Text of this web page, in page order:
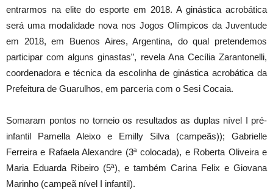
entrarmos na elite do esporte em 2018. A ginástica acrobática
será uma modalidade nova nos Jogos Olímpicos da Juventude
em 2018, em Buenos Aires, Argentina, do qual pretendemos
participar com alguns ginastas”, revela Ana Cecília Zarantonelli,
coordenadora e técnica da escolinha de ginástica acrobática da
Prefeitura de Guarulhos, em parceria com o Sesi Cocaia.
Somaram pontos no torneio os resultados as duplas nível I pré-
infantil Pamella Aleixo e Emilly Silva (campeãs)); Gabrielle
Ferreira e Rafaela Alexandre (3ª colocada), e Roberta Oliveira e
Maria Eduarda Ribeiro (5ª), e também Carina Felix e Giovana
Marinho (campeã nível I infantil).